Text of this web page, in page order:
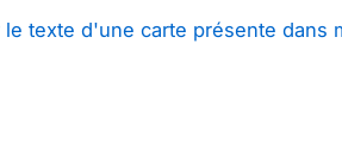
texte d'une carte présente dans